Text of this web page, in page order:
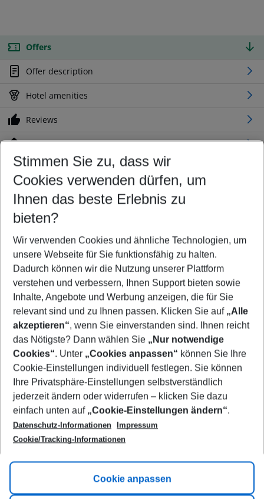
Offers
Offer description
Hotel amenities
Reviews
Location
Customize your offer
Find the perfect deal which suits your best
Your departure airport
Any airport
Select your date range
08/08/26–06/08/27 5-8 nights
Who will travel
2 adults No children
Show more filter
Footer
Footer navigation
Title A
Link A
Stimmen Sie zu, dass wir
Cookies verwenden dürfen, um
Ihnen das beste Erlebnis zu
bieten?
Wir verwenden Cookies und ähnliche Technologien, um
unsere Webseite für Sie funktionsfähig zu halten.
Dadurch können wir die Nutzung unserer Plattform
verstehen und verbessern, Ihnen Support bieten sowie
Inhalte, Angebote und Werbung anzeigen, die für Sie
relevant sind und zu Ihnen passen. Klicken Sie auf „Alle
akzeptieren“, wenn Sie einverstanden sind. Ihnen reicht
das Nötigste? Dann wählen Sie „Nur notwendige
Cookies“. Unter „Cookies anpassen“ können Sie Ihre
Cookie-Einstellungen individuell festlegen. Sie können
Ihre Privatsphäre-Einstellungen selbstverständlich
jederzeit ändern oder widerrufen – klicken Sie dazu
einfach unten auf „Cookie-Einstellungen ändern“.
Datenschutz-Informationen
Impressum
Cookie/Tracking-Informationen
Cookie anpassen